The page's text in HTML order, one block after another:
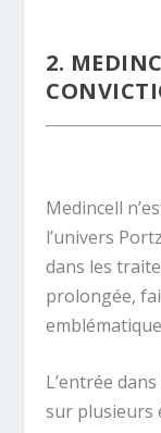
2.
Medincell
l’univers
dans les
prolongée,
L’entrée
sur plusieurs